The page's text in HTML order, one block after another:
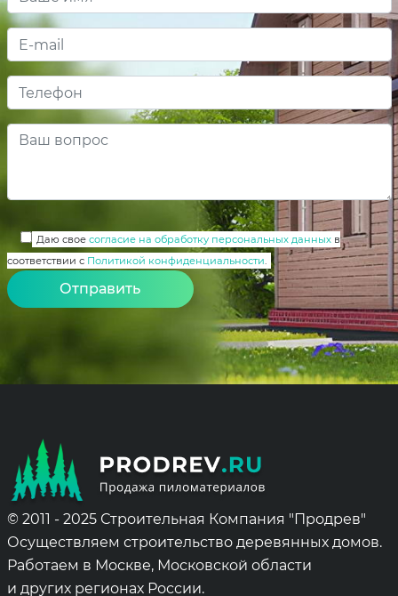
Даю свое согласие на обработку персональных данныхв
соответствии с Политикой конфиденциальности.
© 2011 - 2025 Строительная Компания "Продрев"
Осуществляем строительство деревянных домов.
Работаем в Москве, Московской области
и других регионах России.